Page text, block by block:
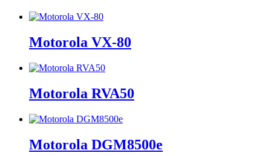
Motorola VX-80
Motorola RVA50
Motorola DGM8500e